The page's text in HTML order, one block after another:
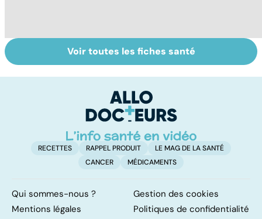
Tout savoir sur le
vitiligo
Prurit,
démangeaisons :
peau qui gratte !
Voir toutes les fiches santé
RECETTES RAPPEL PRODUIT
LE MAG DE LA SANTÉ
CANCER
MÉDICAMENTS
Qui sommes-nous ?
Gestion des cookies
Mentions légales
Politiques de confidentialité